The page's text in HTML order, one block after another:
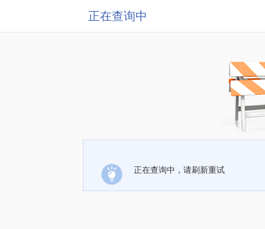
正在查询中
正在查询中，请刷新重试